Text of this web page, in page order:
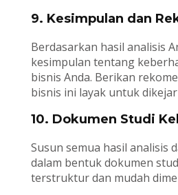
9. Kesimpulan dan
Berdasarkan hasil analisis
kesimpulan tentang
bisnis Anda. Berikan
bisnis ini layak untuk
10. Dokumen Studi
Susun semua hasil analisis
dalam bentuk dokumen
terstruktur dan mudah